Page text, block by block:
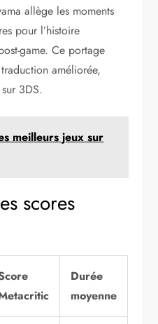
allège les moments
pour l’histoire
game. Ce portage
améliorée,
3DS.
meilleurs jeux sur
scores
Durée
moyenne